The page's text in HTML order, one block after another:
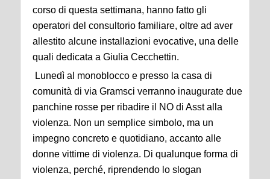
corso di questa settimana, hanno fatto gli
operatori del consultorio familiare, oltre ad aver
allestito alcune installazioni evocative, una delle
quali dedicata a Giulia Cecchettin.
Lunedì al monoblocco e presso la casa di
comunità di via Gramsci verranno inaugurate due
panchine rosse per ribadire il NO di Asst alla
violenza. Non un semplice simbolo, ma un
impegno concreto e quotidiano, accanto alle
donne vittime di violenza. Di qualunque forma di
violenza, perché, riprendendo lo slogan